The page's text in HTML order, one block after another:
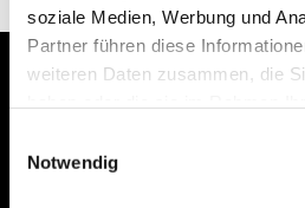
soziale Medien, Werbung und
Partner führen diese
weiteren Daten zusammen, die
Notwendig
Dies könnte